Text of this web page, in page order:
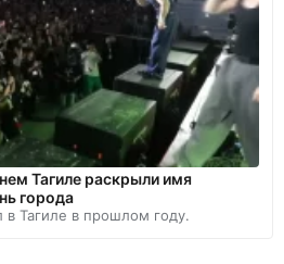
Тагиле раскрыли имя
города
Тагиле в прошлом году.